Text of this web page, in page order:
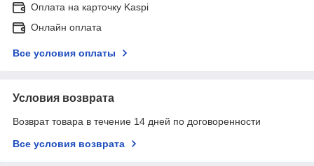
Оплата на карточку Kaspi
Онлайн оплата
Все условия оплаты
Условия возврата
Возврат товара в течение 14 дней по договоренности
Все условия возврата